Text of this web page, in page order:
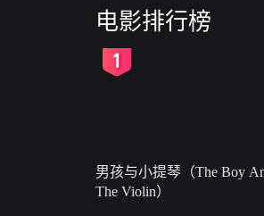
电影排行榜
男孩与小提琴（The Boy
The Violin）